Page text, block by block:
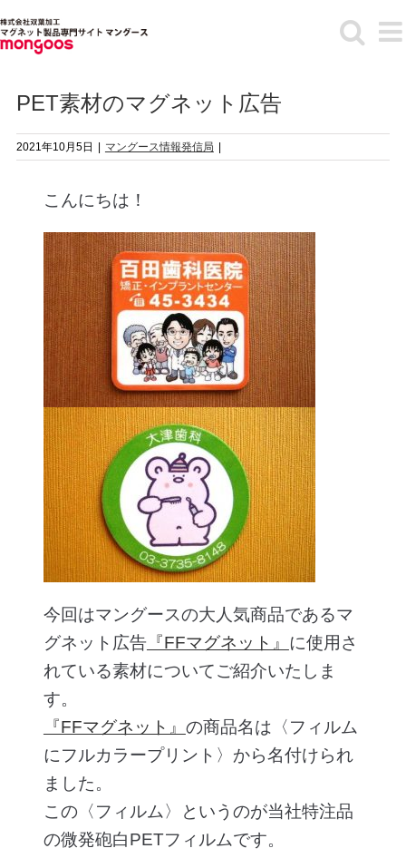
to
content
PET素材のマグネット広告
2021年10月5日 マングース情報発信局
こんにちは！
今回はマングースの大人気商品であるマ
グネット広告『FFマグネット』 に使用さ
れている素材についてご紹介いたしま
す。
『FFマグネット』 の商品名は〈フィルム
にフルカラープリント〉から名付けられ
ました。
この〈フィルム〉というのが当社特注品
の微発砲白PETフィルムです。